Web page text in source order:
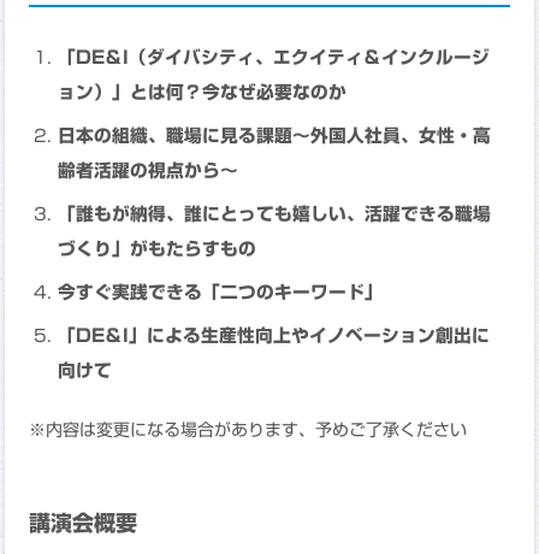
「DE＆I（ダイバシティ、エクイティ＆インクルージ
ョン）」とは何？今なぜ必要なのか
日本の組織、職場に見る課題～外国人社員、女性・高
齢者活躍の視点から～
「誰もが納得、誰にとっても嬉しい、活躍できる職場
づくり」がもたらすもの
今すぐ実践できる「二つのキーワード」
「DE＆I」による生産性向上やイノベーション創出に
向けて
※内容は変更になる場合があります、予めご了承ください
講演会概要